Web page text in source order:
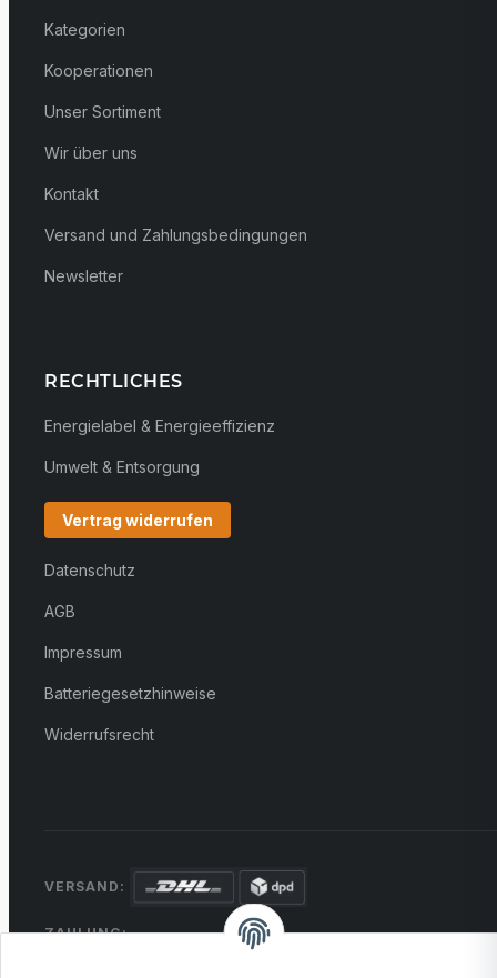
Kategorien
Kooperationen
Unser Sortiment
Wir über uns
Kontakt
Versand und Zahlungsbedingungen
Newsletter
RECHTLICHES
Energielabel & Energieeffizienz
Umwelt & Entsorgung
Vertrag widerrufen
Datenschutz
AGB
Impressum
Batteriegesetzhinweise
Widerrufsrecht
VERSAND:
ZAHLUNG: